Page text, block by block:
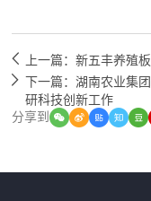
上一篇：新五丰养殖
下一篇：湖南农业集
研科技创新工作
分享到